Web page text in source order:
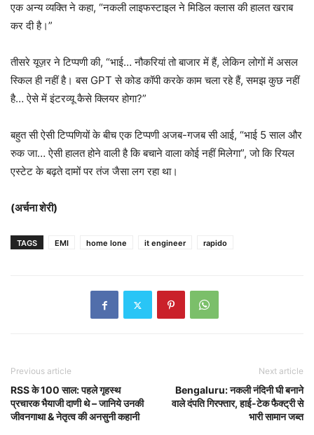
एक अन्य व्यक्ति ने कहा, “नकली लाइफस्टाइल ने मिडिल क्लास की हालत खराब
कर दी है।”
तीसरे यूज़र ने टिप्पणी की, “भाई… नौकरियां तो बाजार में हैं, लेकिन लोगों में असल
स्किल ही नहीं है। बस GPT से कोड कॉपी करके काम चला रहे हैं, समझ कुछ नहीं
है… ऐसे में इंटरव्यू कैसे क्लियर होगा?”
बहुत सी ऐसी टिप्पणियों के बीच एक टिप्पणी अजब-गजब सी आई, “भाई 5 साल और
रुक जा… ऐसी हालत होने वाली है कि बचाने वाला कोई नहीं मिलेगा”, जो कि रियल
एस्टेट के बढ़ते दामों पर तंज जैसा लग रहा था।
(अर्चना शेरी)
TAGS EMI home lone it engineer rapido
Previous article
RSS के 100 साल: पहले गृहस्थ
प्रचारक भैयाजी दाणी थे – जानिये उनकी
जीवनगाथा & नेतृत्व की अनसुनी कहानी
Next article
Bengaluru: नकली नंदिनी घी बनाने
वाले दंपति गिरफ्तार, हाई-टेक फैक्ट्री से
भारी सामान जब्त